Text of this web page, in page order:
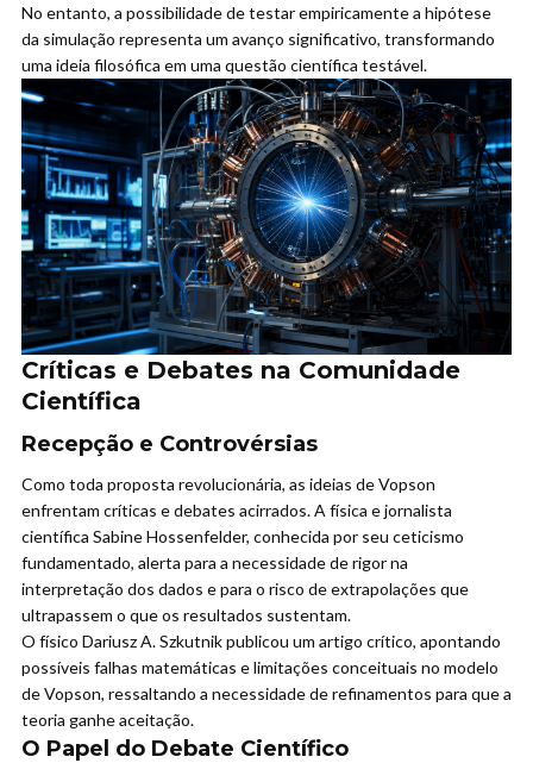
No entanto, a possibilidade de testar empiricamente a hipótese
da simulação representa um avanço significativo, transformando
uma ideia filosófica em uma questão científica testável.
Críticas e Debates na Comunidade
Científica
Recepção e Controvérsias
Como toda proposta revolucionária, as ideias de Vopson
enfrentam críticas e debates acirrados. A física e jornalista
científica Sabine Hossenfelder, conhecida por seu ceticismo
fundamentado, alerta para a necessidade de rigor na
interpretação dos dados e para o risco de extrapolações que
ultrapassem o que os resultados sustentam.
O físico Dariusz A. Szkutnik publicou um artigo crítico, apontando
possíveis falhas matemáticas e limitações conceituais no modelo
de Vopson, ressaltando a necessidade de refinamentos para que a
teoria ganhe aceitação.
O Papel do Debate Científico